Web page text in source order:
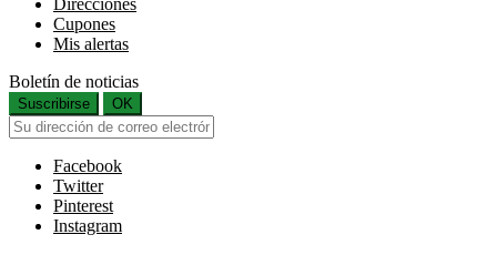
Cupones
Mis alertas
Boletín de noticias
Suscribirse OK
Facebook
Twitter
Pinterest
Instagram